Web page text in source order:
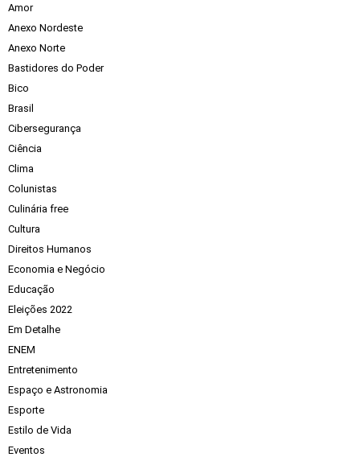
Amor
Anexo Nordeste
Anexo Norte
Bastidores do Poder
Bico
Brasil
Cibersegurança
Ciência
Clima
Colunistas
Culinária free
Cultura
Direitos Humanos
Economia e Negócio
Educação
Eleições 2022
Em Detalhe
ENEM
Entretenimento
Espaço e Astronomia
Esporte
Estilo de Vida
Eventos